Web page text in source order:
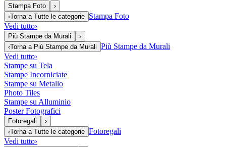
Stampa Foto
›
‹Torna a Tutte le categorie Stampa Foto
Vedi tutto›
Più Stampe da Murali
›
‹Torna a Più Stampe da Murali Più Stampe da Murali
Vedi tutto›
Stampe su Tela
Stampe Incorniciate
Stampe su Metallo
Photo Tiles
Stampe su Alluminio
Poster Fotografici
Fotoregali
›
‹Torna a Tutte le categorie Fotoregali
Vedi tutto›